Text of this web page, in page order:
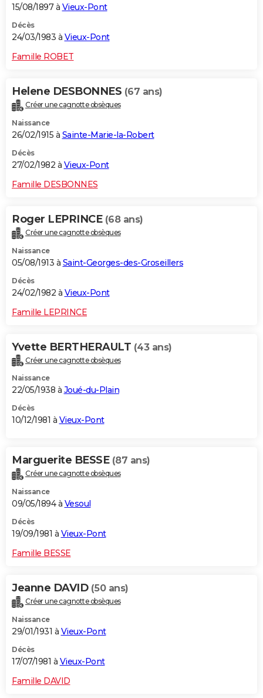
15/08/1897 à Vieux-Pont
Décès
24/03/1983 à Vieux-Pont
Famille ROBET
Helene DESBONNES (67 ans)
Créer une cagnotte obsèques
Naissance
26/02/1915 à Sainte-Marie-la-Robert
Décès
27/02/1982 à Vieux-Pont
Famille DESBONNES
Roger LEPRINCE (68 ans)
Créer une cagnotte obsèques
Naissance
05/08/1913 à Saint-Georges-des-Groseillers
Décès
24/02/1982 à Vieux-Pont
Famille LEPRINCE
Yvette BERTHERAULT (43 ans)
Créer une cagnotte obsèques
Naissance
22/05/1938 à Joué-du-Plain
Décès
10/12/1981 à Vieux-Pont
Marguerite BESSE (87 ans)
Créer une cagnotte obsèques
Naissance
09/05/1894 à Vesoul
Décès
19/09/1981 à Vieux-Pont
Famille BESSE
Jeanne DAVID (50 ans)
Créer une cagnotte obsèques
Naissance
29/01/1931 à Vieux-Pont
Décès
17/07/1981 à Vieux-Pont
Famille DAVID